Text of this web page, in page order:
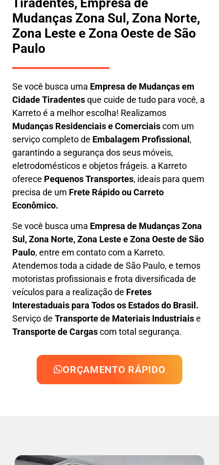
Tiradentes, Empresa de
Mudanças Zona Sul, Zona Norte,
Zona Leste e Zona Oeste de São
Paulo
Se você busca uma Empresa de Mudanças em
Cidade Tiradentesque cuide de tudo para você, a
Karretoé a melhor escolha! Realizamos
Mudanças Residenciais e Comerciaiscom um
serviço completo de Embalagem Profissional ,
garantindo a segurança dos seus móveis,
eletrodomésticos e objetos frágeis. a Karreto
oferece Pequenos Transportes, ideais para quem
precisa de um Frete Rápido ou Carreto
Econômico.
Se você busca uma Empresa de Mudanças Zona
Sul, Zona Norte, Zona Leste e Zona Oeste de São
Paulo, entre em contato com a Karreto.
Atendemos toda a cidade de São Paulo, e temos
motoristas profissionais e frota diversificada de
veículos para a realização de Fretes
Interestaduais para Todos os Estados do Brasil.
Serviço de Transporte de Materiais Industriaise
Transporte de Cargascom total segurança.
ORÇAMENTO RÁPIDO